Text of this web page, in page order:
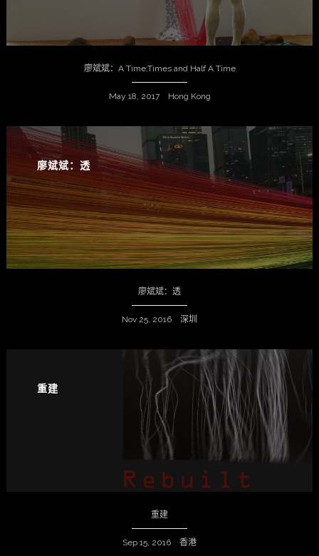
廖斌斌：A Time;Times and Half A Time
May 18, 2017 Hong Kong
廖斌斌：透
廖斌斌：透
Nov 25, 2016 深圳
重建
重建
Sep 15, 2016 香港